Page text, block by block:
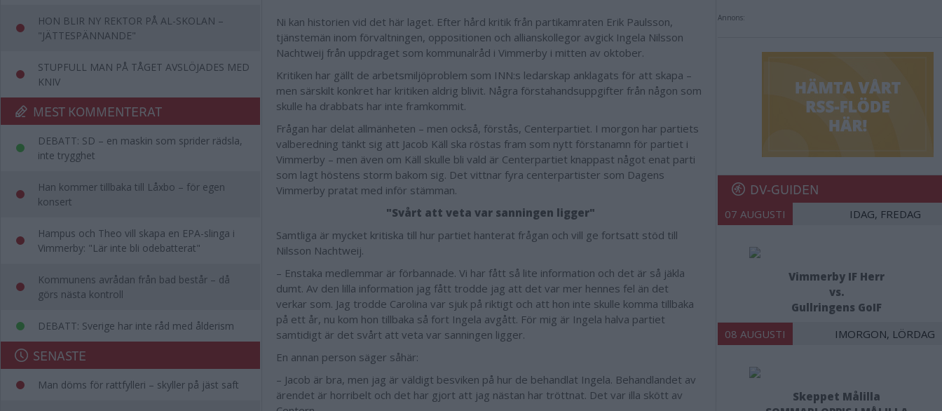
HON BLIR NY REKTOR PÅ AL-SKOLAN –
"JÄTTESPÄNNANDE"
STUPFULL MAN PÅ TÅGET AVSLÖJADES MED
KNIV
MEST KOMMENTERAT
DEBATT: SD – en maskin som sprider rädsla,
inte trygghet
Han kommer tillbaka till Låxbo – för egen
konsert
Hampus och Theo vill skapa en EPA-slinga i
Vimmerby: "Lär inte bli odebatterat"
Kommunens avrådan från bad består – då
görs nästa kontroll
DEBATT: Sverige har inte råd med ålderism
SENASTE
Man döms för rattfylleri – skyller på jäst saft
Ni kan historien vid det här laget. Efter hård kritik från partikamraten Erik Paulsson,
tjänstemän inom förvaltningen, oppositionen och allianskollegor avgick Ingela Nilsson
Nachtweij från uppdraget som kommunalråd i Vimmerby i mitten av oktober.
Kritiken har gällt de arbetsmiljöproblem som INN:s ledarskap anklagats för att skapa –
men särskilt konkret har kritiken aldrig blivit. Några förstahandsuppgifter från någon som
skulle ha drabbats har inte framkommit.
Frågan har delat allmänheten – men också, förstås, Centerpartiet. I morgon har partiets
valberedning tänkt sig att Jacob Käll ska röstas fram som nytt förstanamn för partiet i
Vimmerby – men även om Käll skulle bli vald är Centerpartiet knappast något enat parti
som lagt höstens storm bakom sig. Det vittnar fyra centerpartister som Dagens
Vimmerby pratat med inför stämman.
"Svårt att veta var sanningen ligger"
Samtliga är mycket kritiska till hur partiet hanterat frågan och vill ge fortsatt stöd till
Nilsson Nachtweij.
– Enstaka medlemmar är förbannade. Vi har fått så lite information och det är så jäkla
dumt. Av den lilla information jag fått trodde jag att det var mer hennes fel än det
verkar som. Jag trodde Carolina var sjuk på riktigt och att hon inte skulle komma tillbaka
på ett år, nu kom hon tillbaka så fort Ingela avgått. För mig är Ingela halva partiet
samtidigt är det svårt att veta var sanningen ligger.
En annan person säger såhär:
– Jacob är bra, men jag är väldigt besviken på hur de behandlat Ingela. Behandlandet av
ärendet är horribelt och det har gjort att jag nästan har tröttnat. Det var illa skött av
Annons:
DV-GUIDEN
07 AUGUSTI IDAG, FREDAG
Vimmerby IF Herr
vs.
Gullringens GoIF
08 AUGUSTI IMORGON, LÖRDAG
Skeppet Målilla